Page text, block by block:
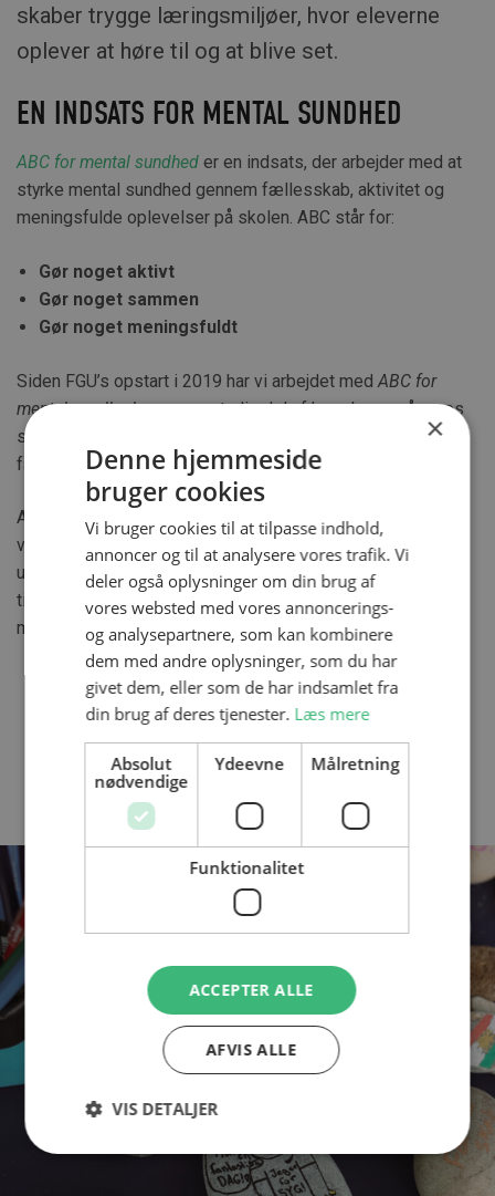
skaber trygge læringsmiljøer, hvor eleverne
oplever at høre til og at blive set.
EN INDSATS FOR MENTAL SUNDHED
ABC for mental sundhed er en indsats, der arbejder med at
styrke mental sundhed gennem fællesskab, aktivitet og
meningsfulde oplevelser på skolen. ABC står for:
Gør noget aktivt
Gør noget sammen
Gør noget meningsfuldt
Siden FGU’s opstart i 2019 har vi arbejdet med ABC for
mental sundhedsom en naturlig del af hverdagen på vores
skoler. Målet er at styrke elevernes trivsel gennem
fællesskabende aktiviteter.
Aktiviteterne indgår bl.a. i skolestarten og den gode
velkomst til nye elever. Gennem et regionsprojekt har vi
udviklet materialer og aktiviteter, som klasserne kan bruge
til at arbejde med fællesskab, trivsel og forståelsen af
mental sundhed.
×
Denne hjemmeside
bruger cookies
Vi bruger cookies til at tilpasse indhold,
annoncer og til at analysere vores trafik. Vi
deler også oplysninger om din brug af
vores websted med vores annoncerings-
og analysepartnere, som kan kombinere
dem med andre oplysninger, som du har
givet dem, eller som de har indsamlet fra
din brug af deres tjenester. Læs mere
Absolut
nødvendige
Ydeevne Målretning
Funktionalitet
ACCEPTER ALLE
AFVIS ALLE
VIS DETALJER